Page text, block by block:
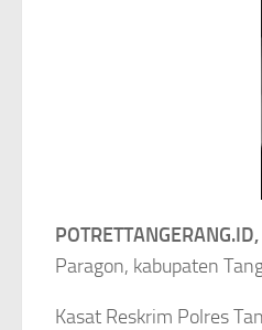
Paragon, kabupaten
Kasat Reskrim Polres